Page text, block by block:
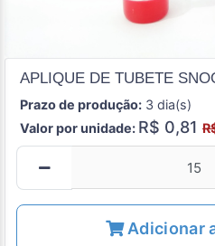
APLIQUE DE TUBETE
Prazo de produção: 3 dia(s)
Valor por unidade: R$ 0,81
Adicionar